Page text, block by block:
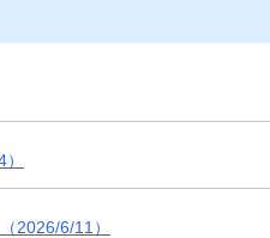
2026/6/11）